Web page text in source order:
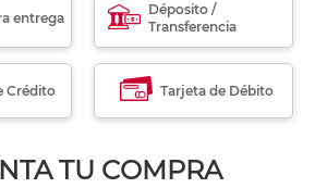
entrega
Déposito /
Transferencia
Crédito Tarjeta de Débito
TU COMPRA